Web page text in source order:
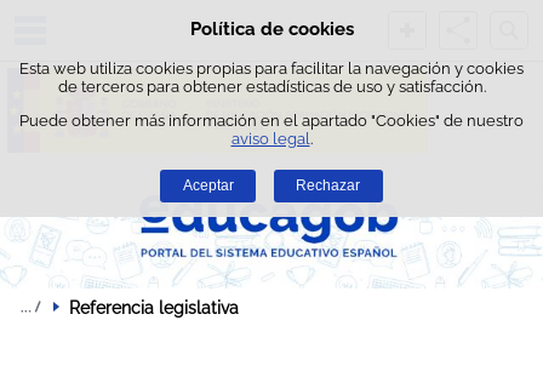
Política de cookies
Esta web utiliza cookies propias para facilitar la navegación y cookies
de terceros para obtener estadísticas de uso y satisfacción.
Puede obtener más información en el apartado "Cookies" de nuestro
aviso legal .
Aceptar Rechazar
Saltar al contenido
Referencia legislativa